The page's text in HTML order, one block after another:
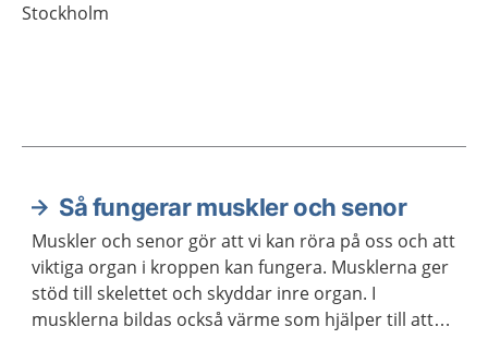
Stockholm
Aktuella artiklar
Så fungerar muskler och senor
Muskler och senor gör att vi kan röra på oss och att
viktiga organ i kroppen kan fungera. Musklerna ger
stöd till skelettet och skyddar inre organ. I
musklerna bildas också värme som hjälper till att